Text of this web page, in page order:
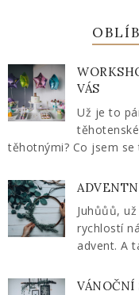
VÁS
Už je to
těhotnými? Co jsem se
Juhůůů,
rychlostí
advent. A
VÁNOČNÍ